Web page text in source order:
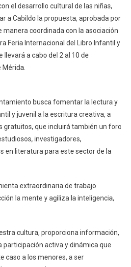
Barrera,
El
Cabildo
Aprueba
La
Del
(FILIJ
Se
Realizará
el desarrollo cultural de las niñas,
a Cabildo la propuesta, aprobada por
manera coordinada con la asociación
Feria Internacional del Libro Infantil y
llevará a cabo del 2 al 10 de
busca fomentar la lectura y
y juvenil a la escritura creativa, a
gratuitos, que incluirá también un foro
investigadores,
en literatura para este sector de la
extraordinaria de trabajo
la mente y agiliza la inteligencia,
cultura, proporciona información,
participación activa y dinámica que
caso a los menores, a ser